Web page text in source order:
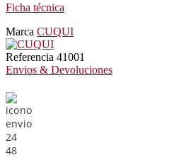
Ficha técnica
Marca CUQUI
Referencia 41001
Envios & Devoluciones